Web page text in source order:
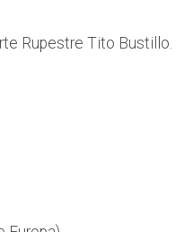
Rupestre Tito Bustillo.